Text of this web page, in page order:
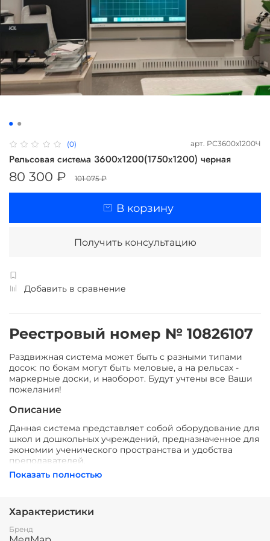
(0) арт. РС3600х1200Ч
Рельсовая система 3600х1200(1750х1200) черная
80 300 ₽ 101 075 ₽
В корзину
Получить консультацию
Добавить в сравнение
Реестровый номер № 10826107
Раздвижная система может быть с разными типами
досок: по бокам могут быть меловые, а на рельсах -
маркерные доски, и наоборот. Будут учтены все Ваши
пожелания!
Описание
Данная система представляет собой оборудование для
школ и дошкольных учреждений, предназначенное для
экономии ученического пространства и удобства
преподавателей.
Функционально состоит из 4-х поверхностей для
интерактивную доску, встроенную в центр рельсовой
Показать полностью
Характеристики
Бренд